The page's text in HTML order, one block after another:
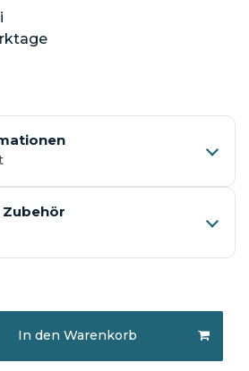
Zubehör
In den Warenkorb